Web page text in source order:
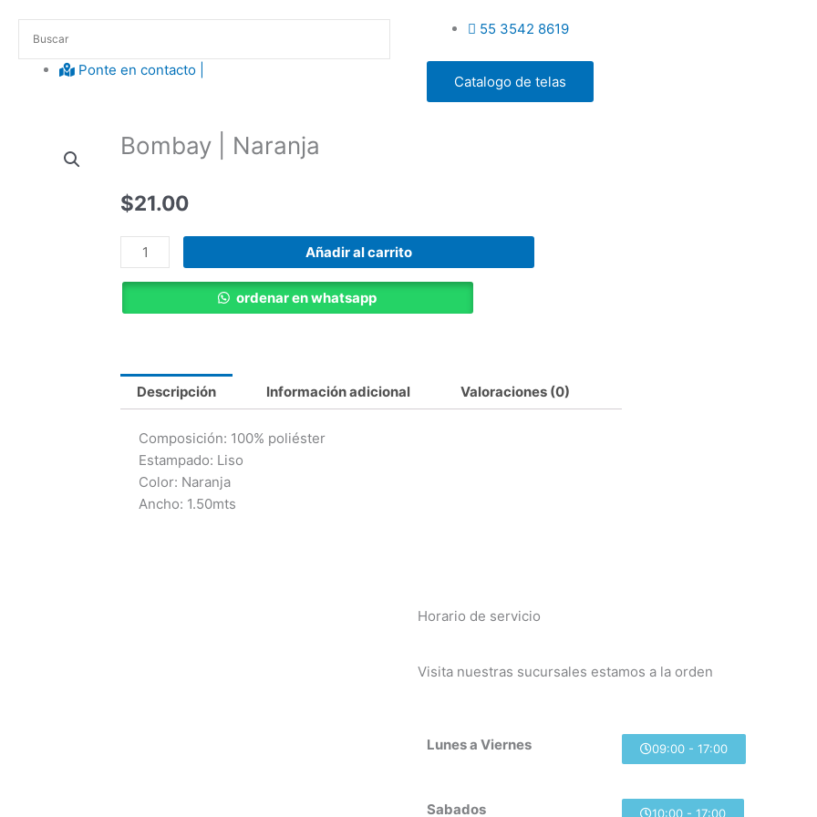
Ponte en contacto |​
55 3542 8619
Catalogo de telas
Bombay | Naranja
$21.00
Bombay
|
Naranja
cantidad
Añadir al carrito
ordenar en whatsapp
Descripción Información adicional Valoraciones (0)
Composición: 100% poliéster
Estampado: Liso
Color: Naranja
Ancho: 1.50mts
Horario de servicio
Visita nuestras sucursales estamos a la orden
Lunes a Viernes 09:00 - 17:00
Sabados 10:00 - 17:00